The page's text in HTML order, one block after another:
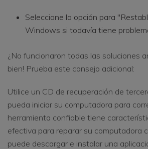
Seleccione la opción para
Windows si todavía tiene
¿No funcionaron todas las soluciones
bien! Prueba este consejo adicional:
Utilice un CD de recuperación de
pueda iniciar su computadora para
herramienta confiable tiene
efectiva para reparar su computadora
puede descargar e instalar una